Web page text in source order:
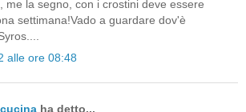
me la segno, con i crostini deve essere
settimana!Vado a guardare dov'è
alle ore 08:48
ha detto...